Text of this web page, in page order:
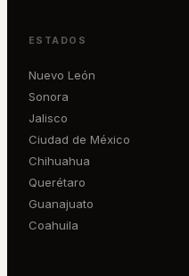
ESTADOS
Nuevo León
Sonora
Jalisco
Ciudad de México
Chihuahua
Querétaro
Guanajuato
Coahuila